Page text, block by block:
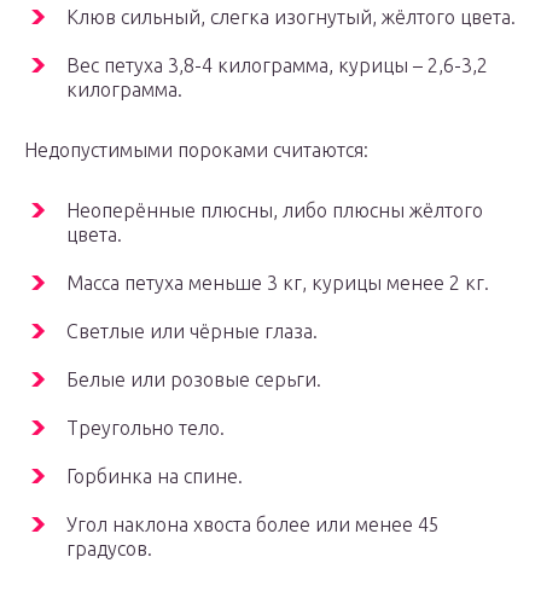
Клюв сильный, слегка изогнутый, жёлтого цвета.
Вес петуха 3,8-4 килограмма, курицы – 2,6-3,2
килограмма.
Недопустимыми пороками считаются:
Неоперённые плюсны, либо плюсны жёлтого
цвета.
Масса петуха меньше 3 кг, курицы менее 2 кг.
Светлые или чёрные глаза.
Белые или розовые серьги.
Треугольно тело.
Горбинка на спине.
Угол наклона хвоста более или менее 45
градусов.